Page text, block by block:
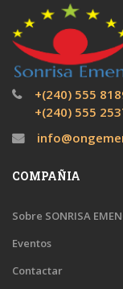
+(240) 555
+(240) 555
COMPAÑIA
Sobre SONRISA
Eventos
Contactar